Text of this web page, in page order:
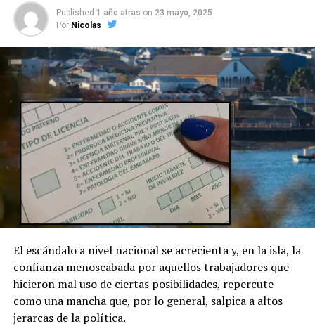
Published 1 año atras on 23 mayo, 2025
Por Nicolas
El escándalo a nivel nacional se acrecienta y, en la isla, la
confianza menoscabada por aquellos trabajadores que
hicieron mal uso de ciertas posibilidades, repercute
como una mancha que, por lo general, salpica a altos
jerarcas de la política.